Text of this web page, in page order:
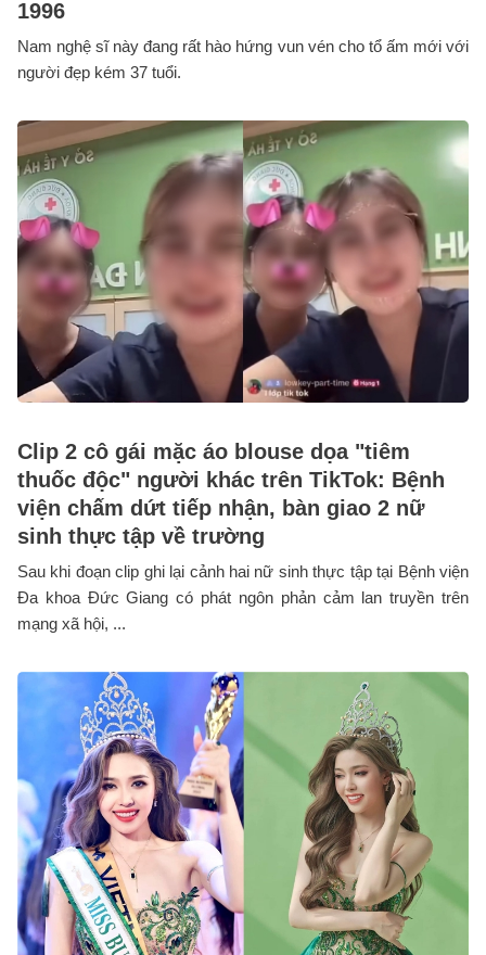
1996
Nam nghệ sĩ này đang rất hào hứng vun vén cho tổ ấm mới với
người đẹp kém 37 tuổi.
Clip 2 cô gái mặc áo blouse dọa "tiêm
thuốc độc" người khác trên TikTok: Bệnh
viện chấm dứt tiếp nhận, bàn giao 2 nữ
sinh thực tập về trường
Sau khi đoạn clip ghi lại cảnh hai nữ sinh thực tập tại Bệnh viện
Đa khoa Đức Giang có phát ngôn phản cảm lan truyền trên
mạng xã hội, ...